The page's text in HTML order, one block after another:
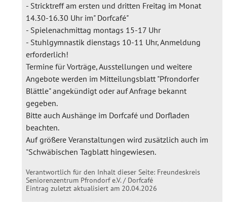
- Stricktreff am ersten und dritten Freitag im Monat
14.30-16.30 Uhr im" Dorfcafé"
- Spielenachmittag montags 15-17 Uhr
- Stuhlgymnastik dienstags 10-11 Uhr, Anmeldung
erforderlich!
Termine für Vorträge, Ausstellungen und weitere
Angebote werden im Mitteilungsblatt "Pfrondorfer
Blättle" angekündigt oder auf Anfrage bekannt
gegeben.
Bitte auch Aushänge im Dorfcafé und Dorfladen
beachten.
Auf größere Veranstaltungen wird zusätzlich auch im
"Schwäbischen Tagblatt hingewiesen.
Verantwortlich für den Inhalt dieser Seite: Freundeskreis
Seniorenzentrum Pfrondorf e.V. / Dorfcafé
Eintrag zuletzt aktualisiert am 20.04.2026